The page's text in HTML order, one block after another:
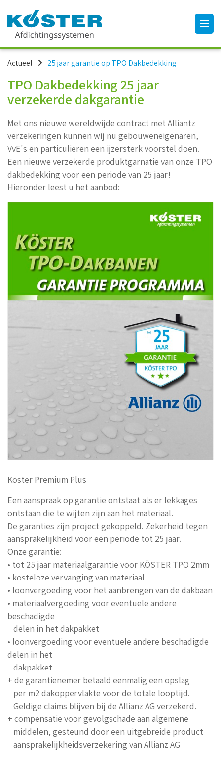
Actueel 25 jaar garantie op TPO Dakbedekking
TPO Dakbedekking 25 jaar
verzekerde dakgarantie
Met ons nieuwe wereldwijde contract met Alliantz
verzekeringen kunnen wij nu gebouweneigenaren,
VvE's en particulieren een ijzersterk voorstel doen.
Een nieuwe verzekerde produktgarnatie van onze TPO
dakbedekking voor een periode van 25 jaar!
Hieronder leest u het aanbod:
Köster Premium Plus
Een aanspraak op garantie ontstaat als er lekkages
ontstaan die te wijten zijn aan het materiaal.
De garanties zijn project gekoppeld. Zekerheid tegen
aansprakelijkheid voor een periode tot 25 jaar.
Onze garantie:
• tot 25 jaar materiaalgarantie voor KÖSTER TPO 2mm
• kosteloze vervanging van materiaal
• loonvergoeding voor het aanbrengen van de dakbaan
• materiaalvergoeding voor eventuele andere
beschadigde
delen in het dakpakket
• loonvergoeding voor eventuele andere beschadigde
delen in het
dakpakket
+ de garantienemer betaald eenmalig een opslag
per m2 dakoppervlakte voor de totale looptijd.
Geldige claims blijven bij de Allianz AG verzekerd.
+ compensatie voor gevolgschade aan algemene
middelen, gesteund door een uitgebreide product
aansprakelijkheidsverzekering van Allianz AG